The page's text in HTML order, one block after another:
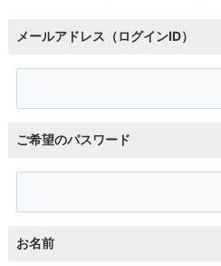
メールアドレス（ログインID）
ご希望のパスワード
お名前